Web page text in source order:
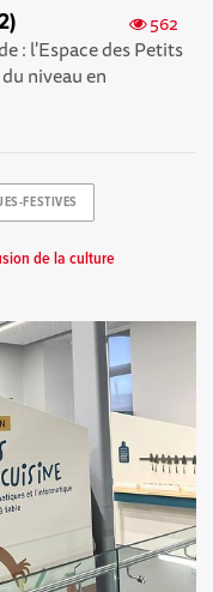
562
: l'Espace des Petits
niveau en
FESTIVES
de la culture